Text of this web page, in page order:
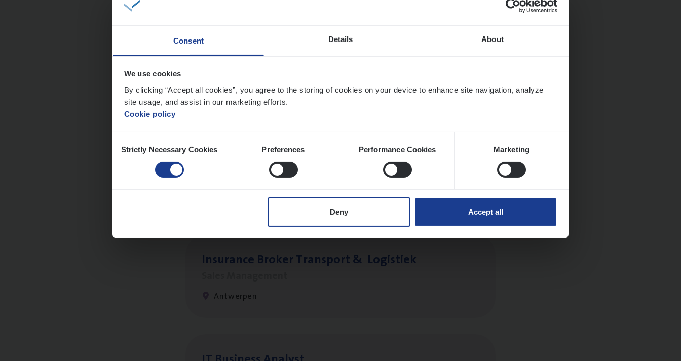
Consent Details About
We use cookies
By clicking “Accept all cookies”, you agree to the storing of cookies on your device to enhance site navigation, analyze
site usage, and assist in our marketing efforts.
Cookie policy
Selection
Strictly Necessary Cookies Preferences Performance Cookies Marketing
Deny Accept all
Busi­ness Mana­ger Mari­ne Cargo
Antwerpen
(Agi­le) Pro­ject Manager
IT, Change & Innovation
Insu­ran­ce Bro­ker Trans­port& Logistiek
Antwerpen